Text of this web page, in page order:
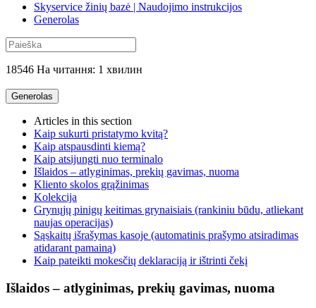
Skyservice žinių bazė | Naudojimo instrukcijos
Generolas
18546 На читання: 1 хвилин
Generolas
Articles in this section
Kaip sukurti pristatymo kvitą?
Kaip atspausdinti kiemą?
Kaip atsijungti nuo terminalo
Išlaidos – atlyginimas, prekių gavimas, nuoma
Kliento skolos grąžinimas
Kolekcija
Grynųjų pinigų keitimas grynaisiais (rankiniu būdu, atliekant
naujas operacijas)
Sąskaitų išrašymas kasoje (automatinis prašymo atsiradimas
atidarant pamainą)
Kaip pateikti mokesčių deklaraciją ir ištrinti čekį
Išlaidos – atlyginimas, prekių gavimas, nuoma